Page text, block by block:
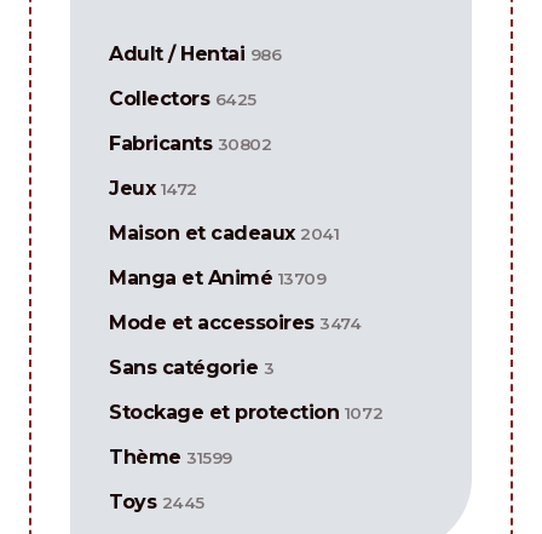
Adult / Hentai 986
Collectors 6425
Fabricants 30802
Jeux 1472
Maison et cadeaux 2041
Manga et Animé 13709
Mode et accessoires 3474
Sans catégorie 3
Stockage et protection 1072
Thème 31599
Toys 2445